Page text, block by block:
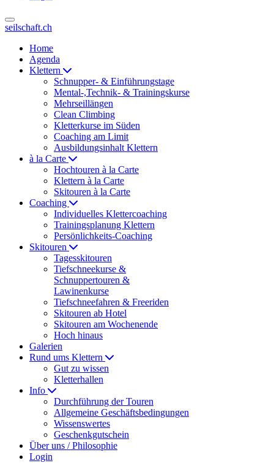
seilschaft.ch
Home
Agenda
Klettern
Schnupper- & Einführungstage
Mental-,Technik- & Trainingskurse
Mehrseillängen
Clean Climbing
Kletterkurse im Süden
Coaching am Limit
Ausbildungsinhalt Klettern
à la Carte
Hochtouren à la Carte
Klettern à la Carte
Skitouren à la Carte
Coaching
Individuelles Klettercoaching
Trainingsplanung Klettern
Persönlichkeits-Coaching
Skitouren
Tagesskitouren
Tiefschneekurse &
Schnuppertouren &
Lawinenkurse
Tiefschneefahren & Freeriden
Skitouren ab Hotel
Skitouren am Wochenende
Hoch hinaus
Galerien
Rund ums Klettern
Gut zu wissen
Kletterhallen
Info
Durchführung der Touren
Allgemeine Geschäftsbedingungen
Wissenswertes
Geschenkgutschein
Über uns / Philosophie
Login